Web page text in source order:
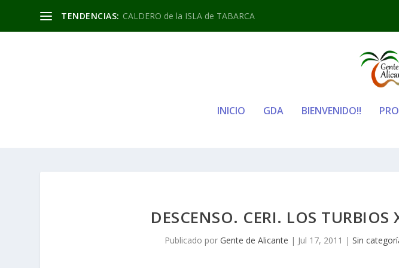
TENDENCIAS: CALDERO de la ISLA de TABARCA
INICIO GDA BIENVENIDO!!
DESCENSO. CERI. LOS TURBIOS
Publicado por Gente de Alicante | Jul 17, 2011 | Sin